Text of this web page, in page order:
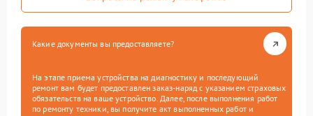
Какие документы вы предоставляете?
На этапе приема устройства на диагностику и последующий
ремонт вам будет предоставлен заказ-наряд с указанием страховых
обязательств на ваше устройство. Далее, после выполнения работ
по ремонту техники, вы получите акт выполненных работ и